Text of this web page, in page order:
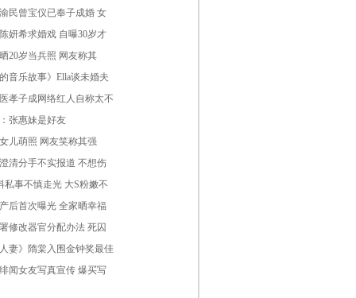
民曾宝仪已奉子成婚 女
妍希求婚戏 自曝30岁才
20岁当兵照 网友称其
音乐故事》Ella谈未婚夫
孝子成网络红人自称太不
张惠妹是好友
儿萌照 网友笑称其强
清分手不实报道 不想伤
私事不慎走光 大S粉嫩不
后首次曝光 全家晒幸福
修改器官分配办法 死囚
妻》隋棠入围金钟奖最佳
闻女友写真宣传 爆买写